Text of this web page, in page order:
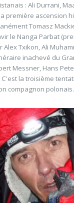
: Ali Durrani,
première ascension
Tomasz
le Nanga Parbat
Txikon, Ali
inachevé du
Messner, Hans
la troisième
compagnon polonais.